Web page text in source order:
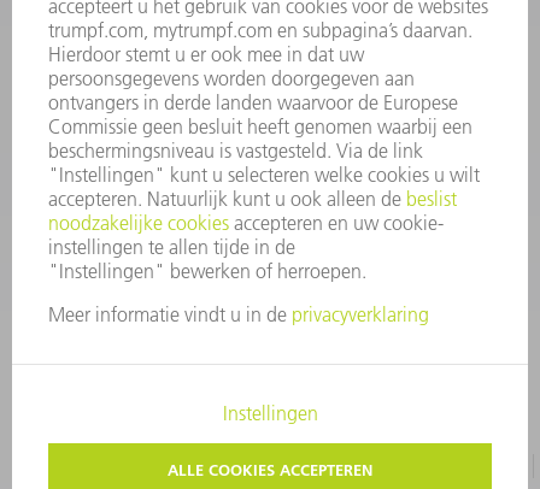
Veel gestelde vragen
Algemene voorwaarden
CONTACT
+31 88 4002 400
Ma. - vr. 8.00 - 17.00 uur
onderdelen.tnl@de.trumpf.com
GEGEVENSBESCHERMING
COPYRIGHT EN LOGO